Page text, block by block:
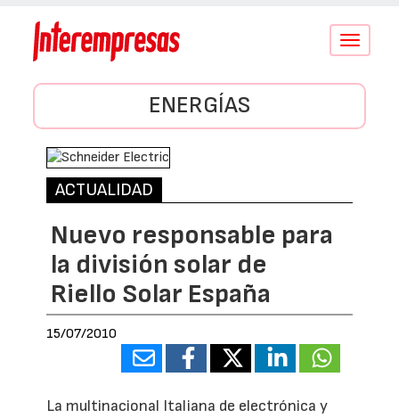
Conmutar
ENERGÍAS
ACTUALIDAD
Nuevo responsable para
la división solar de
Riello Solar España
15/07/2010
La multinacional Italiana de electrónica y